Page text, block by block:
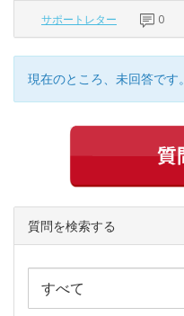
サポートレター 0
現在のところ、未回答です。
質問を検索する